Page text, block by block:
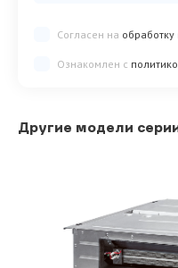
Согласен на
Ознакомлен с
Другие модели